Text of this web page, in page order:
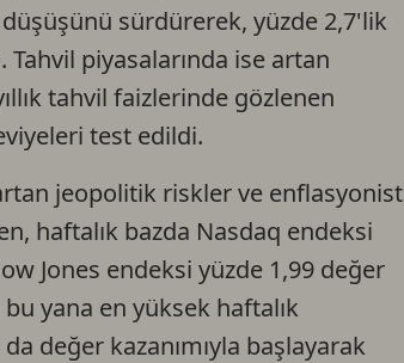
düşüşünü sürdürerek, yüzde 2,7'lik
piyasalarında ise artan
tahvil faizlerinde gözlenen
test edildi.
jeopolitik riskler ve enflasyonist
haftalık bazda Nasdaq endeksi
Jones endeksi yüzde 1,99 değer
yana en yüksek haftalık
değer kazanımıyla başlayarak